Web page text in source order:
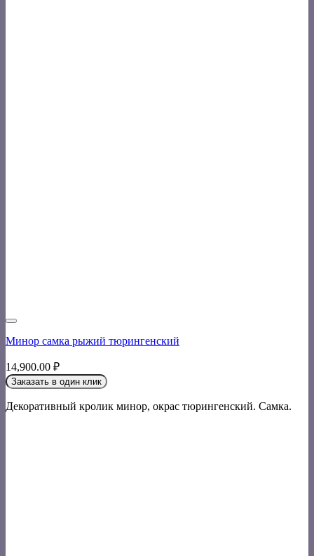
Минор самка рыжий тюрингенский
14,900.00 ₽
Заказать в один клик
Декоративный кролик минор, окрас тюрингенский. Самка.